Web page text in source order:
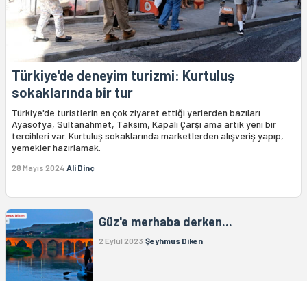
Türkiye'de deneyim turizmi: Kurtuluş
sokaklarında bir tur
Türkiye'de turistlerin en çok ziyaret ettiği yerlerden bazıları
Ayasofya, Sultanahmet, Taksim, Kapalı Çarşı ama artık yeni bir
tercihleri var. Kurtuluş sokaklarında marketlerden alışveriş yapıp,
yemekler hazırlamak.
28 Mayıs 2024 Ali Dinç
Güz'e merhaba derken...
2 Eylül 2023 Şeyhmus Diken